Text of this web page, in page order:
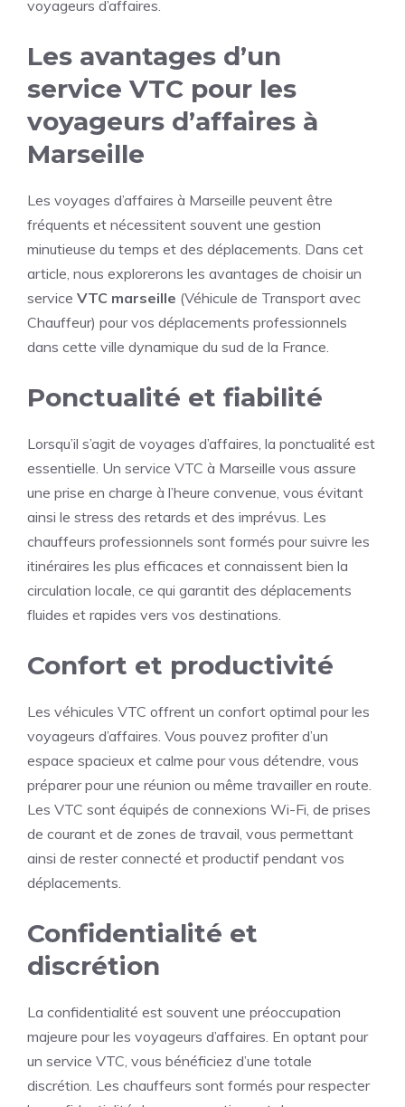
voyageurs d’affaires.
Les avantages d’un
service VTC pour les
voyageurs d’affaires à
Marseille
Les voyages d’affaires à Marseille peuvent être
fréquents et nécessitent souvent une gestion
minutieuse du temps et des déplacements. Dans cet
article, nous explorerons les avantages de choisir un
service VTC marseille (Véhicule de Transport avec
Chauffeur) pour vos déplacements professionnels
dans cette ville dynamique du sud de la France.
Ponctualité et fiabilité
Lorsqu’il s’agit de voyages d’affaires, la ponctualité est
essentielle. Un service VTC à Marseille vous assure
une prise en charge à l’heure convenue, vous évitant
ainsi le stress des retards et des imprévus. Les
chauffeurs professionnels sont formés pour suivre les
itinéraires les plus efficaces et connaissent bien la
circulation locale, ce qui garantit des déplacements
fluides et rapides vers vos destinations.
Confort et productivité
Les véhicules VTC offrent un confort optimal pour les
voyageurs d’affaires. Vous pouvez profiter d’un
espace spacieux et calme pour vous détendre, vous
préparer pour une réunion ou même travailler en route.
Les VTC sont équipés de connexions Wi-Fi, de prises
de courant et de zones de travail, vous permettant
ainsi de rester connecté et productif pendant vos
déplacements.
Confidentialité et
discrétion
La confidentialité est souvent une préoccupation
majeure pour les voyageurs d’affaires. En optant pour
un service VTC, vous bénéficiez d’une totale
discrétion. Les chauffeurs sont formés pour respecter